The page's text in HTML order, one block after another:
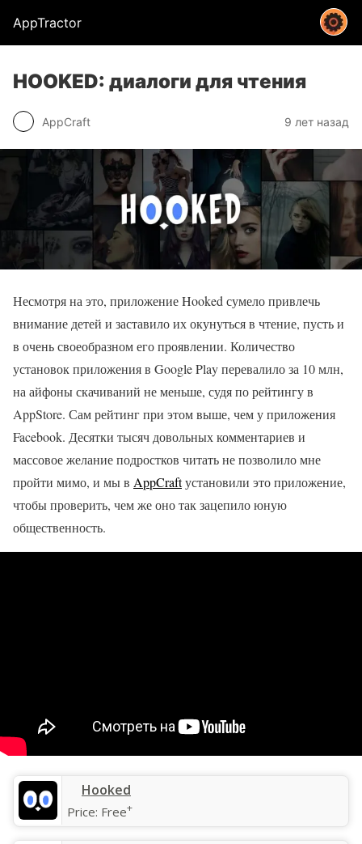
AppTractor
HOOKED: диалоги для чтения
AppCraft 9 лет назад
Несмотря на это, приложение Hooked сумело привлечь
внимание детей и заставило их окунуться в чтение, пусть и
в очень своеобразном его проявлении. Количество
установок приложения в Google Play перевалило за 10 млн,
на айфоны скачиваний не меньше, судя по рейтингу в
AppStore. Сам рейтинг при этом выше, чем у приложения
Facebook. Десятки тысяч довольных комментариев и
массовое желание подростков читать не позволило мне
пройти мимо, и мы в AppCraftустановили это приложение,
чтобы проверить, чем же оно так зацепило юную
общественность.
‎Hooked
Price: Free+